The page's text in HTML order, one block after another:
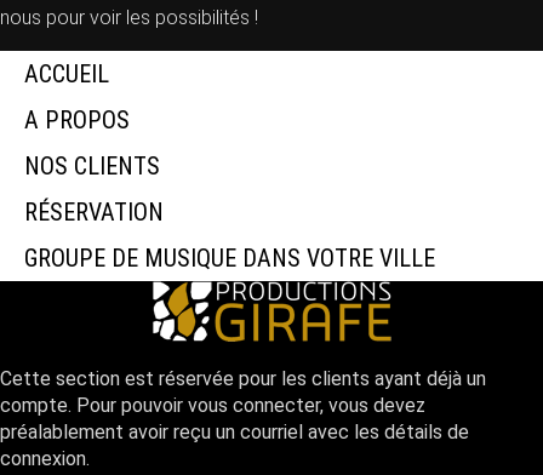
nous pour voir les possibilités !
ACCUEIL
A PROPOS
NOS CLIENTS
RÉSERVATION
GROUPE DE MUSIQUE DANS VOTRE VILLE
Cette section est réservée pour les clients ayant déjà un
compte. Pour pouvoir vous connecter, vous devez
préalablement avoir reçu un courriel avec les détails de
connexion.